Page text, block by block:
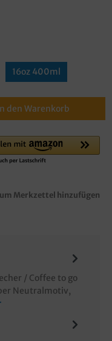
16oz 400ml
den Warenkorb
Merkzettel hinzufügen
/ Coffee to go
Neutralmotiv,